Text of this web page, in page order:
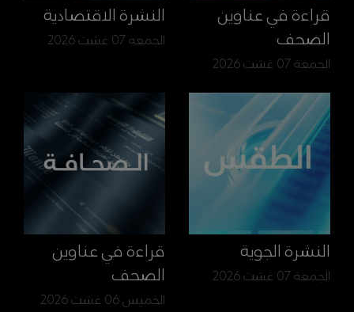
قراءة في عناوين
الصحف
الجمعة 07 غشت 2026
النشرة الاقتصادية
الجمعة 07 غشت 2026
النشرة الجوية
الجمعة 07 غشت 2026
قراءة في عناوين
الصحف
الخميس 06 غشت 2026